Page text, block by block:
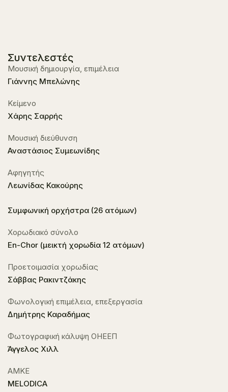
Συντελεστές
Μουσική δημιουργία, επιμέλεια
Γιάννης Μπελώνης
Κείμενο
Χάρης Σαρρής
Μουσική διεύθυνση
Αναστάσιος Συμεωνίδης
Αφηγητής
Λεωνίδας Κακούρης
Συμφωνική ορχήστρα (26 ατόμων)
Χορωδιακό σύνολο
En-Chor (μεικτή χορωδία 12 ατόμων)
Προετοιμασία χορωδίας
Σάββας Ρακιντζάκης
Φωνολογική επιμέλεια, επεξεργασία
Δημήτρης Καραδήμας
Φωτογραφική κάλυψη ΟΗΕΕΠ
Άγγελος Χιλλ
ΑΜΚΕ
MELODICA